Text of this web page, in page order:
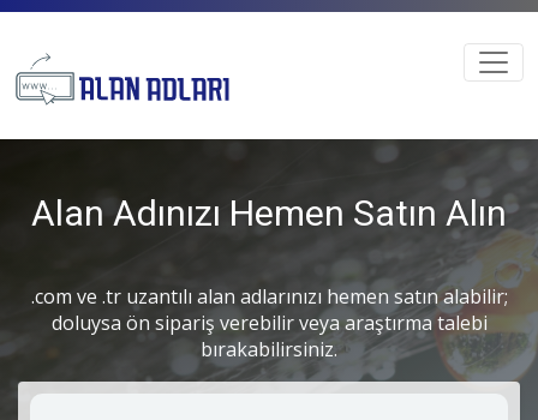
Alan Adınızı Hemen Satın Alın
.com ve .tr uzantılı alan adlarınızı hemen satın alabilir;
doluysa ön sipariş verebilir veya araştırma talebi
bırakabilirsiniz.
Anahtar kelime